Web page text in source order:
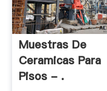
Muestras De
Ceramicas Para
Pisos - .